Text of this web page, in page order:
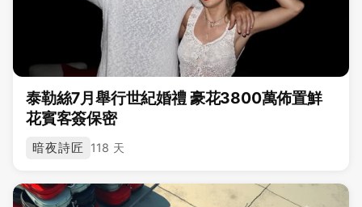
泰勒絲7月舉行世紀婚禮 豪花3800萬佈置鮮
花賓客簽保密
暗夜詩匠 118 天